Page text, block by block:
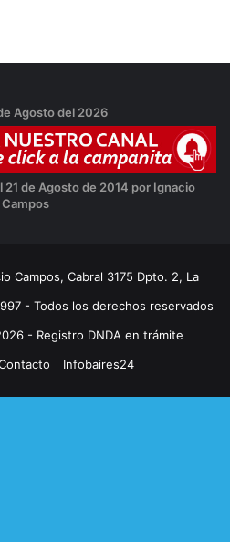
Agosto del 2026
de Agosto de 2014 por Ignacio
Campos
Campos, Cabral 3175 Dpto. 2, La
- Todos los derechos reservados
- Registro DNDA en trámite
Infobaires24